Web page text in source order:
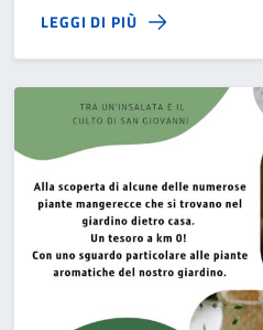
LEGGI DI PIÙ